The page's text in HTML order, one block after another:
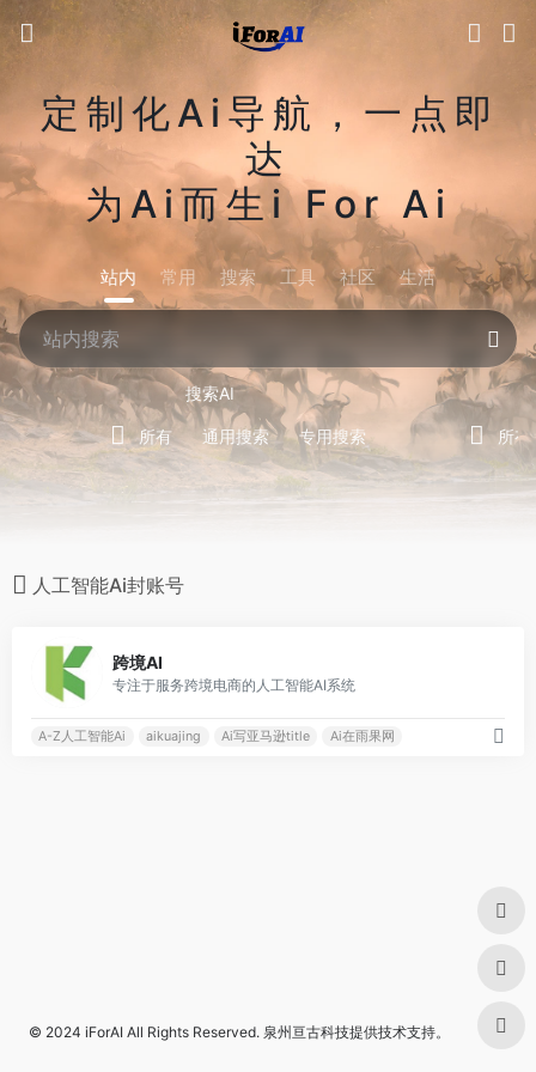
定制化Ai导航，一点即
达
为Ai而生i For Ai
站内 常用 搜索 工具 社区 生活
搜索AI
所有 通用搜索 专用搜索 所有
人工智能Ai封账号
跨境AI
专注于服务跨境电商的人工智能AI系统
A-Z人工智能Ai aikuajing Ai写亚马逊title Ai在雨果网
© 2024 iForAI All Rights Reserved. 泉州亘古科技提供技术支持。